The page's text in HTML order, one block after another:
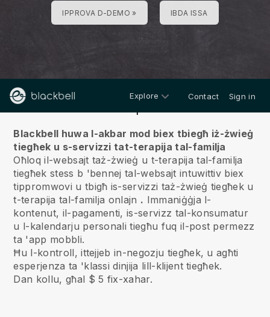
IPPROVA D-DEMO » IBDA ISSA
Explore Contact Sign in
Blackbell huwa l-akbar mod biex tbiegħ iż-żwieġ
tiegħek u s-servizzi tat-terapija tal-familja
Oħloq il-websajt taż-żwieġ u t-terapija tal-familja
tiegħek stess b 'bennej tal-websajt intuwittiv biex
tippromwovi u tbigħ is-servizzi taż-żwieġ tiegħek u
t-terapija tal-familja onlajn . Immaniġġja l-
kontenut, il-pagamenti, is-servizz tal-konsumatur
u l-kalendarju personali tiegħu fuq il-post permezz
ta 'app mobbli.
Ħu l-kontroll, ittejjeb in-negozju tiegħek, u agħti
esperjenza ta 'klassi dinjija lill-klijent tiegħek.
Dan kollu, għal $ 5 fix-xahar.